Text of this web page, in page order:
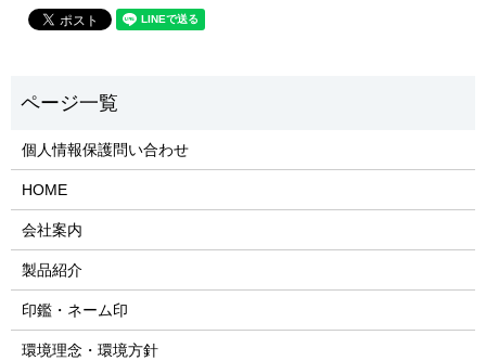
個人情報保護問い合わせ
HOME
会社案内
製品紹介
印鑑・ネーム印
環境理念・環境方針